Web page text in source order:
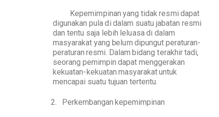
Kepemimpinan yang tidakresmi dapat
digunakan pulad i da lam suatu jabatan resmi
dan tentu saja lebih leluasadi da lam
masyarakat yang belum dipungut peraturan-
peraturan resmi. Dal am bidangterakhirtadi,
seorang pemimpin dapat menggerakan
kekuatan- kekuatan masyarakatuntuk
mencapai suatu tujuan tertentu.
2. Perkembangan kepemimpinan